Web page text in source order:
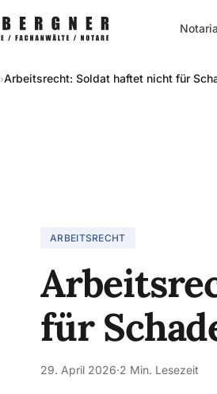
›Arbeitsrecht: Soldat haftet nicht für
ARBEITSRECHT
für
29. April 2026·2 Min. Lesezeit